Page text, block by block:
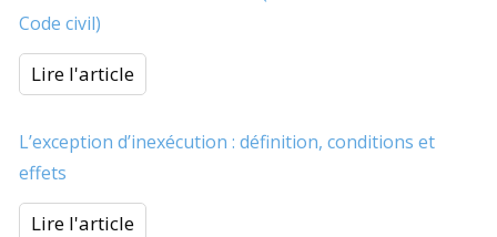
Code civil)
Lire l'article
L’exception d’inexécution : définition, conditions et
effets
Lire l'article